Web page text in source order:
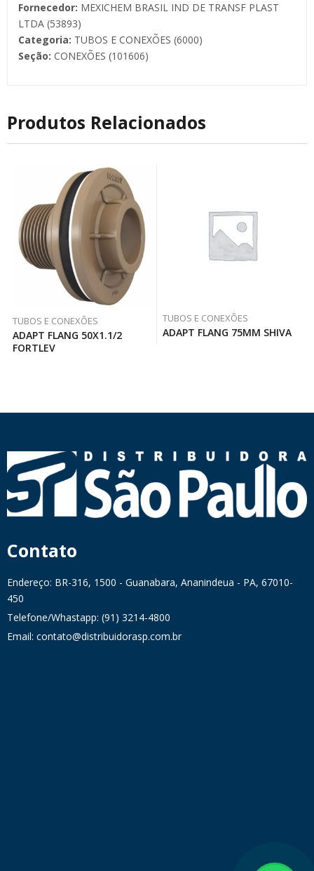
Fornecedor: MEXICHEM BRASIL IND DE TRANSF PLAST
LTDA (53893)
Categoria: TUBOS E CONEXÕES (6000)
Seção: CONEXÕES (101606)
Produtos Relacionados
TUBOS E CONEXÕES
ADAPT FLANG 50X1.1/2
FORTLEV
TUBOS E CONEXÕES
ADAPT FLANG 75MM SHIVA
Contato
Endereço: BR-316, 1500 - Guanabara, Ananindeua - PA, 67010-
450
Telefone/Whastapp: (91) 3214-4800
Email: contato@distribuidorasp.com.br